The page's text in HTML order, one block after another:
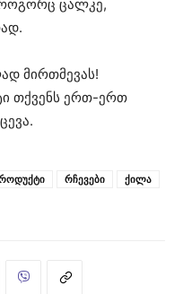
ცალკე,
მირთმევას!
თქვენს ერთ-ერთ
რჩევები
ქილა